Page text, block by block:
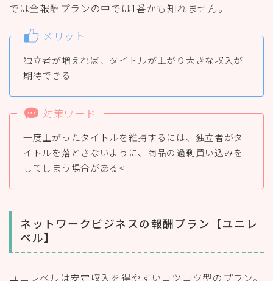
では全報酬プランの中では1番かも知れません。
メリット
独立者が増えれば、タイトルが上がり大きな収入が
期待できる
対策ワード
一度上がったタイトルを維持するには、独立者がタ
イトルを落とさないように、商品の過剰買い込みを
してしまう場合がある<
ネットワークビジネスの報酬プラン【ユニレ
ベル】
ユニレベルは安定収入を得やすいコツコツ型のプラン。